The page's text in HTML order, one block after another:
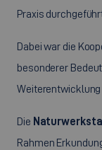
Praxis
Dabei war die
besonderer
Weiterentwicklung
Die
Rahmen